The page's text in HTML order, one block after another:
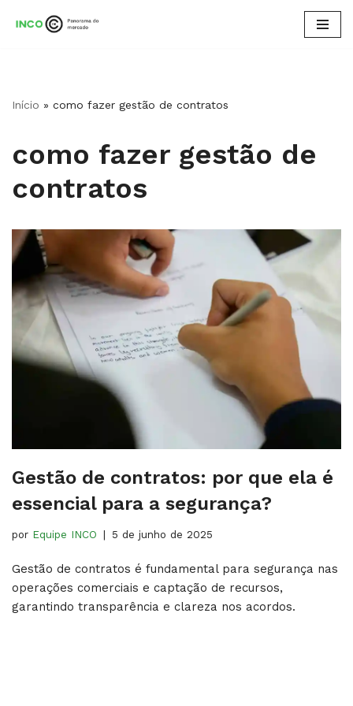
conteúdo
Início » como fazer gestão de contratos
como fazer gestão de
contratos
Gestão de contratos: por que ela é
essencial para a segurança?
por Equipe INCO 5 de junho de 2025
Gestão de contratos é fundamental para segurança nas
operações comerciais e captação de recursos,
garantindo transparência e clareza nos acordos.